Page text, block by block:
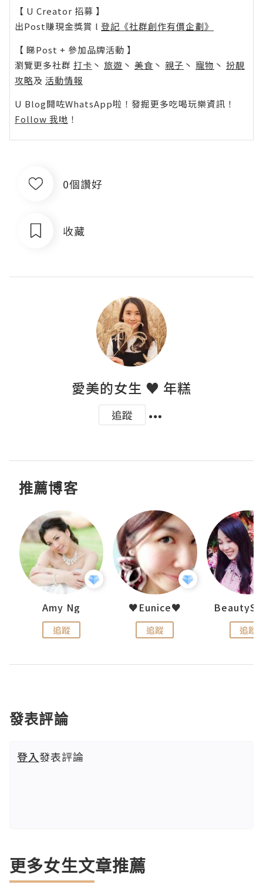
【 U Creator 招募 】
出Post賺現金獎賞 l 登記《社群創作有價企劃》
【 睇Post + 參加品牌活動 】
瀏覽更多社群 打卡 丶 旅遊 丶 美食 丶 親子 丶 寵物 丶 扮靚
攻略及 活動情報
U Blog開咗WhatsApp啦！發掘更多吃喝玩樂資訊！
Follow 我哋 ！
0個讚好
收藏
愛美的女生 ♥ 年糕
追蹤
推薦博客
Amy Ng
追蹤
♥Eunice♥
追蹤 追蹤
發表評論
登入發表評論
更多女生文章推薦